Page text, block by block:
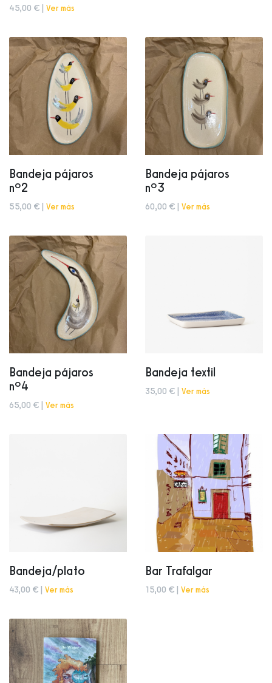
45,00 € | Ver más
Bandeja pájaros
nº2
55,00 € | Ver más
Bandeja pájaros
nº3
60,00 € | Ver más
Bandeja pájaros
nº4
65,00 € | Ver más
Bandeja textil
35,00 € | Ver más
Bandeja/plato
43,00 € | Ver más
Bar Trafalgar
15,00 € | Ver más